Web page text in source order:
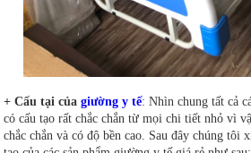
+ Cấu tại củagiường y tế: Nhìn chung tất cả
có cấu tạo rất chắc chắn từ mọi chi tiết nhỏ vì
chắc chắn và có độ bền cao. Sau đây chúng tôi